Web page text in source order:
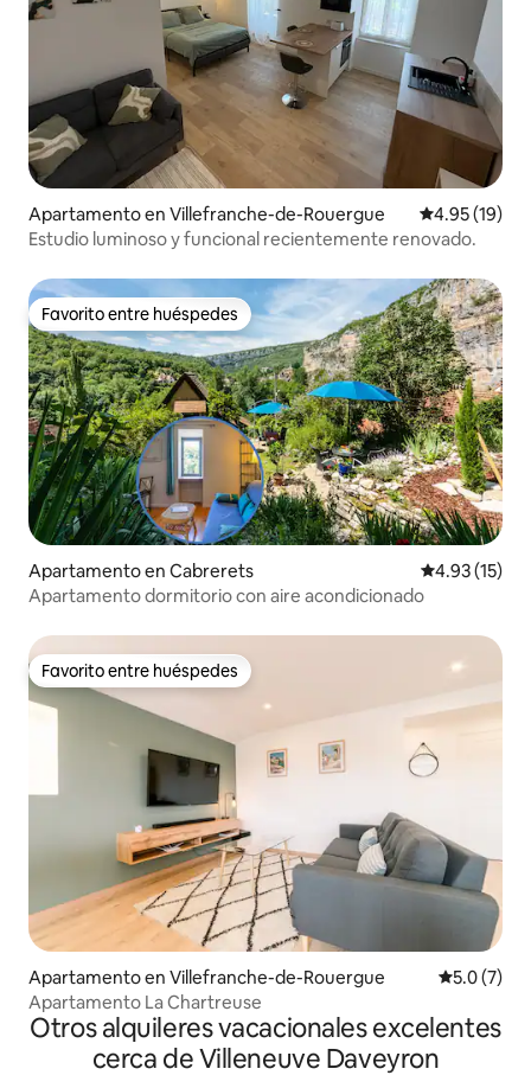
Apartamento en Villefranche-de-Rouergue Calificación
4.95 (19)
Estudio luminoso y funcional recientemente renovado.
Favorito entre huéspedes
Favorito entre huéspedes
Apartamento en Cabrerets Calificación
4.93 (15)
Apartamento dormitorio con aire acondicionado
Favorito entre huéspedes
Favorito entre huéspedes
Apartamento en Villefranche-de-Rouergue
5.0 (7)
Apartamento La Chartreuse
Otros alquileres vacacionales excelentes
cerca de Villeneuve Daveyron